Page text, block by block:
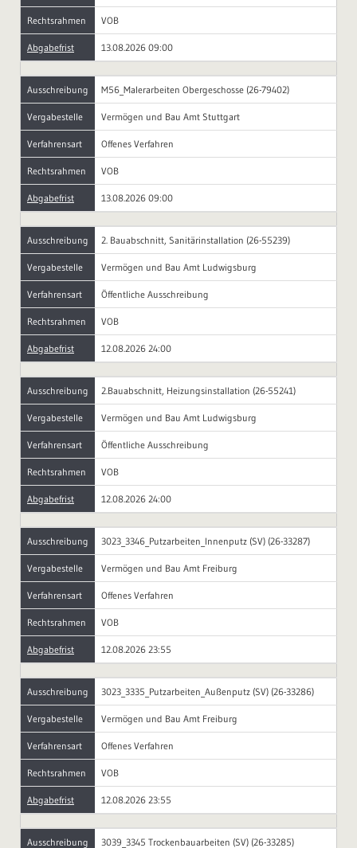
Rechtsrahmen VOB
Abgabefrist 13.08.2026 09:00
Ausschreibung M56_Malerarbeiten Obergeschosse (26-79402)
Vergabestelle Vermögen und Bau Amt Stuttgart
Verfahrensart Offenes Verfahren
Rechtsrahmen VOB
Abgabefrist 13.08.2026 09:00
Ausschreibung 2. Bauabschnitt, Sanitärinstallation (26-55239)
Vergabestelle Vermögen und Bau Amt Ludwigsburg
Verfahrensart Öffentliche Ausschreibung
Rechtsrahmen VOB
Abgabefrist 12.08.2026 24:00
Ausschreibung 2.Bauabschnitt, Heizungsinstallation (26-55241)
Vergabestelle Vermögen und Bau Amt Ludwigsburg
Verfahrensart Öffentliche Ausschreibung
Rechtsrahmen VOB
Abgabefrist 12.08.2026 24:00
Ausschreibung 3023_3346_Putzarbeiten_Innenputz (SV) (26-33287)
Vergabestelle Vermögen und Bau Amt Freiburg
Verfahrensart Offenes Verfahren
Rechtsrahmen VOB
Abgabefrist 12.08.2026 23:55
Ausschreibung 3023_3335_Putzarbeiten_Außenputz (SV) (26-33286)
Vergabestelle Vermögen und Bau Amt Freiburg
Verfahrensart Offenes Verfahren
Rechtsrahmen VOB
Abgabefrist 12.08.2026 23:55
Ausschreibung 3039_3345 Trockenbauarbeiten (SV) (26-33285)